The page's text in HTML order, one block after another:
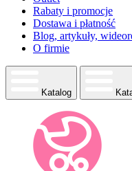
Rabaty i promocje
Dostawa i płatność
Blog, artykuły,
O firmie
Katalog